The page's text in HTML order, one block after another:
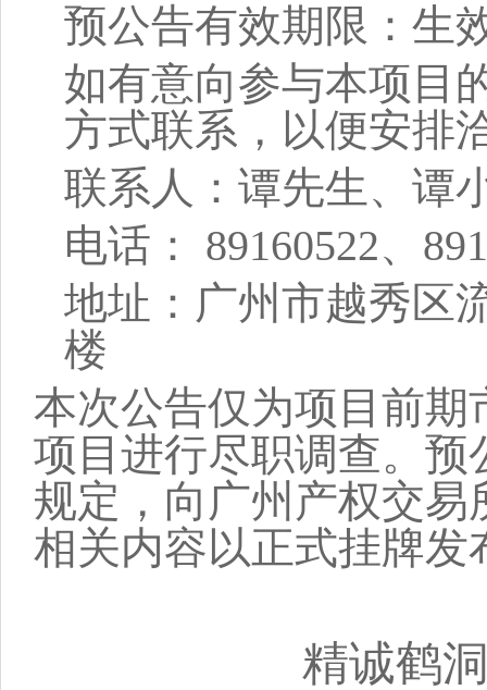
预公告有效期限： 生
如有意向参与本项目
方式联系，以便安排
联系人： 谭先生、 谭
电话：
89160522、
地址：广州市越秀区
楼
本次公告仅为项目前
项目进行尽职调查。
规定，向广州产权交
相关内容以正式挂牌发
精诚鹤